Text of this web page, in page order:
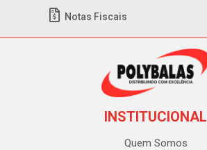
Notas Fiscais
INSTITUCIONAL
Quem Somos